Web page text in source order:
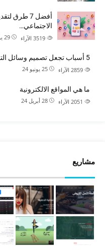
أفضل 7 طرق
الاجتماعي…
29 يوليو 24 الآراء
5 أسباب تجعل تصميم وسائل التواصل الاجتماعي أمرًا حيويًا لعلا…
25 يونيو 24 الآراء
ما هي المواقع الالكترونية
28 أبريل 24 الآراء
مشاريع